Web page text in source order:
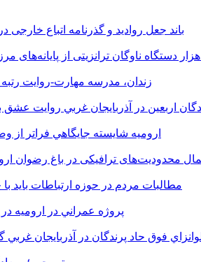
باند جعل روادید و گذرنامه اتباع
زندان، مدرسه مهارت-روايت رتبه
اربعين در آذربايجان غربي روايت
اروميه شايسته جايگاهي فراتر
محدودیت‌های ترافیکی در باغ رضوان
مطالبات مردم در حوزه ارتباطات بايد
247 پروژه عمراني در
فوق حاد پرندگان در آذربايجان